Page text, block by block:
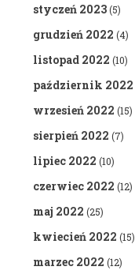
styczeń 2023(5)
grudzień 2022 (4)
listopad 2022 (10)
październik 2022
wrzesień 2022 (15)
sierpień 2022 (7)
lipiec 2022 (10)
czerwiec 2022 (12)
maj 2022 (25)
kwiecień 2022 (15)
marzec 2022 (12)